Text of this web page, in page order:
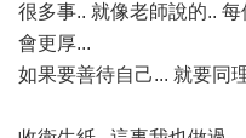
很多事.. 就像老師說的..
會更厚...
如果要善待自己... 就要同